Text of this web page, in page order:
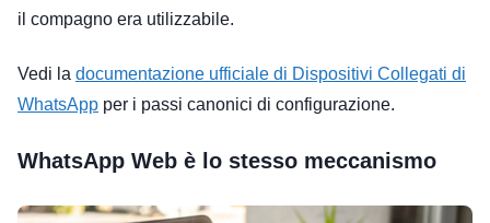
il compagno era utilizzabile.
Vedi la documentazione ufficiale di Dispositivi Collegati di
WhatsApp per i passi canonici di configurazione.
WhatsApp Web è lo stesso meccanismo